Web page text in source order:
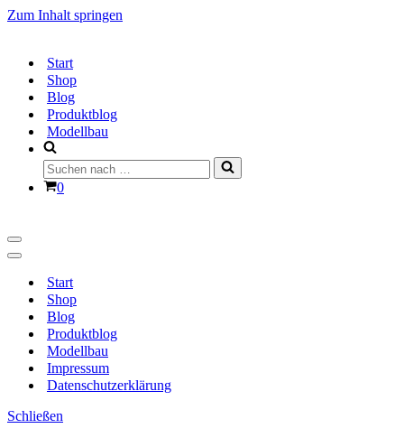
Zum Inhalt springen
Start
Shop
Blog
Produktblog
Modellbau
Suchen
nach …
Warenkorb
0
Navigationsmenü
Navigationsmenü
Start
Shop
Blog
Produktblog
Modellbau
Impressum
Datenschutzerklärung
Schließen